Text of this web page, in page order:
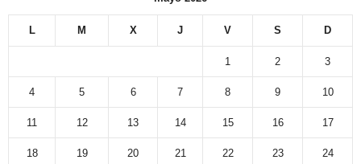
L M X J V S D
1 2 3
4 5 6 7 8 9 10
11 12 13 14 15 16 17
18 19 20 21 22 23 24